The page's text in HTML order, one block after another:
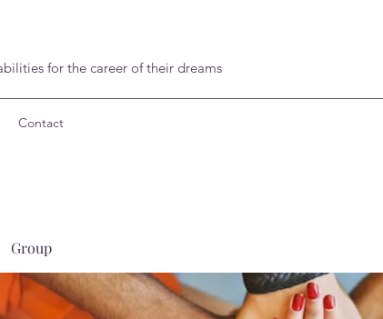
for the career of their dreams
Contact
Group